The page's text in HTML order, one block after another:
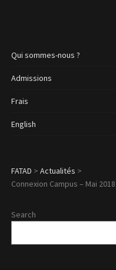
Qui sommes-nous ?
Admissions
Frais
English
FATAD > Actualités >
Connexion Campus – Mai 2018
Search